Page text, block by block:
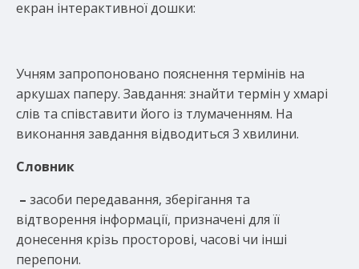
екран інтерактивної дошки:
Учням запропоновано пояснення термінів на
аркушах паперу. Завдання: знайти термін у хмарі
слів та співставити його із тлумаченням. На
виконання завдання відводиться 3 хвилини.
Словник
– засоби передавання, зберігання та
відтворення інформації, призначені для її
донесення крізь просторові, часові чи інші
перепони.